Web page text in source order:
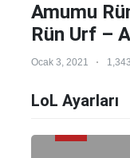
Amumu
Rün Urf –
Ocak 3, 2021
LoL Ayarları